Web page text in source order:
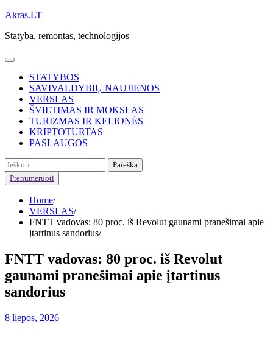
Skip
content
Akras.LT
Statyba, remontas, technologijos
STATYBOS
SAVIVALDYBIŲ NAUJIENOS
VERSLAS
ŠVIETIMAS IR MOKSLAS
TURIZMAS IR KELIONĖS
KRIPTOTURTAS
PASLAUGOS
Ieškoti:
Prenumeruoti
Home
VERSLAS
FNTT vadovas: 80 proc. iš Revolut gaunami pranešimai apie
įtartinus sandorius
FNTT vadovas: 80 proc. iš Revolut
gaunami pranešimai apie įtartinus
sandorius
8 liepos, 2026